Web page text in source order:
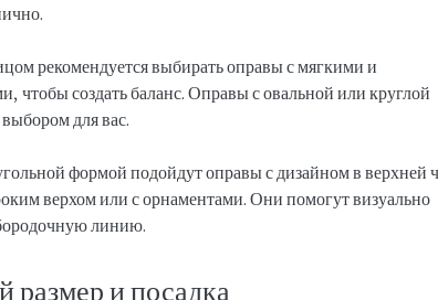
рекомендуется выбирать оправы с мягкими и
чтобы создать баланс. Оправы с овальной или круглой
для вас.
формой подойдут оправы с дизайном в верхней
верхом или с орнаментами. Они помогут визуально
линию.
и посадка